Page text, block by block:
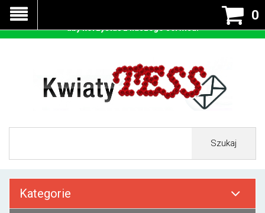
0
Szukaj
Kategorie
Nasza strona korzysta z cookies - czyli tzw ciastek w celu
prawidłowego działania. Zaakceptuj przyjmowanie cookies
aby korzystać z naszego serwisu.